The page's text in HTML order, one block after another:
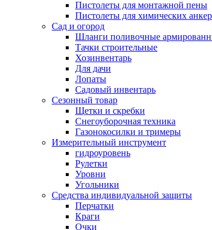
Пистолеты для монтажной пены
Пистолеты для химических
Сад и огород
Шланги поливочные
Тачки строительные
Хозинвентарь
Для дачи
Лопаты
Садовый инвентарь
Сезонный товар
Щетки и скребки
Снегоуборочная техника
Газонокосилки и тримеры
Измерительный инструмент
гидроуровень
Рулетки
Уровни
Угольники
Средства индивидуальной защиты
Перчатки
Краги
Очки